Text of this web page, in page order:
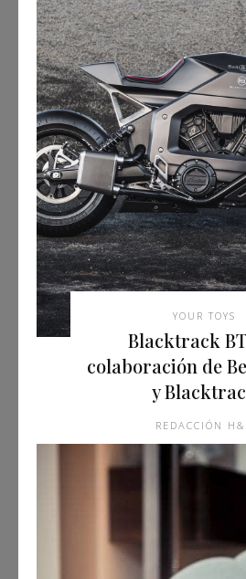
YOUR TOYS
Blacktrack
colaboración de
y
REDACCIÓN